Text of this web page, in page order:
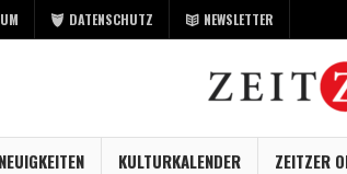
DATENSCHUTZ NEWSLETTER
NEUIGKEITEN KULTURKALENDER ZEITZER